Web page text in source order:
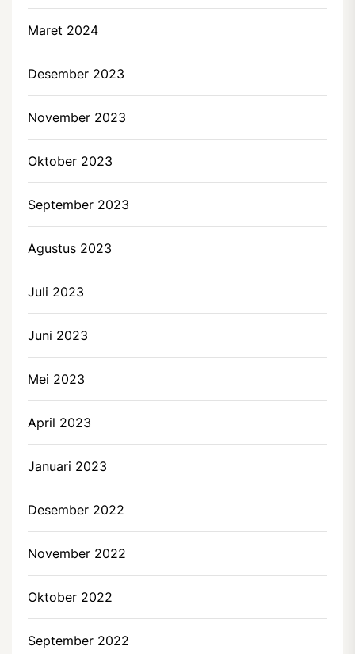
Maret 2024
Desember 2023
November 2023
Oktober 2023
September 2023
Agustus 2023
Juli 2023
Juni 2023
Mei 2023
April 2023
Januari 2023
Desember 2022
November 2022
Oktober 2022
September 2022